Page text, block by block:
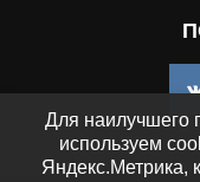
Для наилучшего
используем
Яндекс.Метрика,